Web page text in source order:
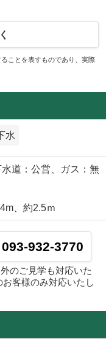
ことを表すものであり、実際
水
道：公営、ガス：無
、約2.5ｍ
093-932-3770
のご見学も対応いた
客様のみ対応いたし